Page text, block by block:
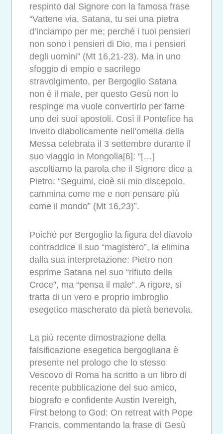
respinto dal Signore con la famosa frase
“Vattene via, Satana, tu sei una pietra
d’inciampo per me; perché i tuoi pensieri
non sono i pensieri di Dio, ma i pensieri
degli uomini” (Mt 16,21-23). Ma in uno
sfoggio di empio e sacrilego
stravolgimento, per Bergoglio Satana
non è il male, per questo Gesù non lo
respinge ma vuole convertirlo per farne
uno dei suoi apostoli. Così il Pontefice ha
inveito diabolicamente nell’omelia della
Messa celebrata il 3 settembre durante il
suo viaggio in Mongolia[6]: “[…]
ascoltiamo la parola che il Signore dice a
Pietro: “Seguimi, cioè sii mio discepolo,
cammina come me e non pensare più
come il mondo” (Mt 16,23)”.
Poiché per Bergoglio la figura del diavolo
contraddice il suo “magistero”, la elimina
dalla sua interpretazione: Pietro non
esprime Satana nel suo “rifiuto della
Croce”, ma “pensa il male”. A rigore, si
tratta di un vero e proprio imbroglio
esegetico mascherato da pietà benevola.
La più recente dimostrazione della
falsificazione esegetica bergogliana è
presente nel prologo che lo stesso
Vescovo di Roma ha scritto a un libro di
recente pubblicazione del suo amico,
biografo e confidente Austin Ivereigh,
First belong to God: On retreat with Pope
Francis, commentando la frase di Gesù